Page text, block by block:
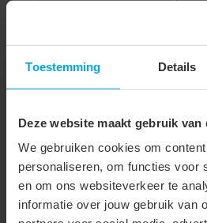
Toestemming Details
Deze website maakt gebruik van
We gebruiken cookies om
personaliseren, om functies voor
en om ons websiteverkeer te
informatie over jouw gebruik van
Kleur
Voor kortsluitvaste lijnen
Met markeringsvaan
Levering op band